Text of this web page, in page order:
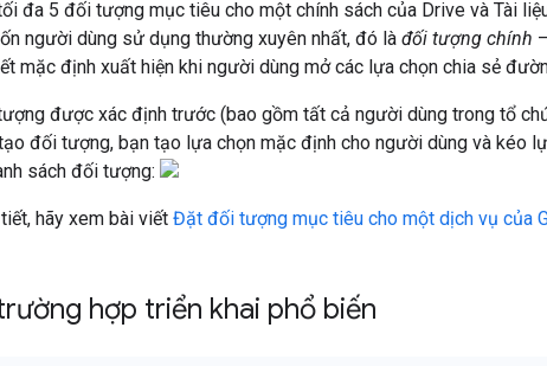
đa 5 đối tượng mục tiêu cho một chính sách của Drive và Tài
người dùng sử dụng thường xuyên nhất, đó là đối tượng chính
mặc định xuất hiện khi người dùng mở các lựa chọn chia sẻ
được xác định trước (bao gồm tất cả người dùng trong tổ
đối tượng, bạn tạo lựa chọn mặc định cho người dùng và kéo
sách đối tượng:
hãy xem bài viết Đặt đối tượng mục tiêu cho một dịch vụ của
hợp triển khai phổ biến